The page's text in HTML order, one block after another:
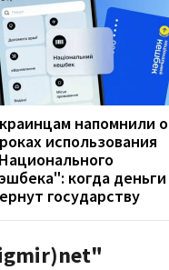
напомнили о
использования
когда деньги
государству